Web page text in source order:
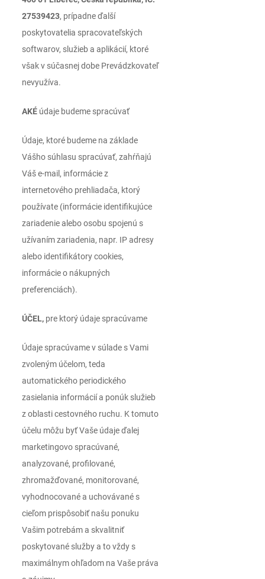
27539423, prípadne ďalší
poskytovatelia spracovateľských
softwarov, služieb a aplikácií, ktoré
však v súčasnej dobe Prevádzkovateľ
nevyužíva.
AKÉ údaje budeme spracúvať
Údaje, ktoré budeme na základe
Vášho súhlasu spracúvať, zahŕňajú
Váš e-mail, informácie z
internetového prehliadača, ktorý
používate (informácie identifikujúce
zariadenie alebo osobu spojenú s
užívaním zariadenia, napr. IP adresy
alebo identifikátory cookies,
informácie o nákupných
preferenciách).
ÚČEL, pre ktorý údaje spracúvame
Údaje spracúvame v súlade s Vami
zvoleným účelom, teda
automatického periodického
zasielania informácií a ponúk služieb
z oblasti cestovného ruchu. K tomuto
účelu môžu byť Vaše údaje ďalej
marketingovo spracúvané,
analyzované, profilované,
zhromažďované, monitorované,
vyhodnocované a uchovávané s
cieľom prispôsobiť našu ponuku
Vašim potrebám a skvalitniť
poskytované služby a to vždy s
maximálnym ohľadom na Vaše práva